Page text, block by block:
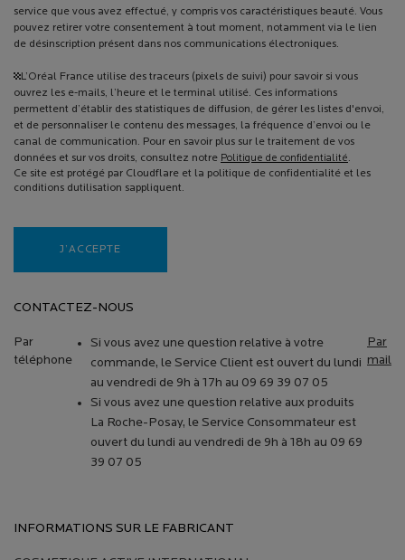
service que vous avez effectué, y compris vos caractéristiques beauté. Vous
pouvez retirer votre consentement à tout moment, notamment via le lien
de désinscription présent dans nos communications électroniques.
¹L’Oréal France utilise des traceurs (pixels de suivi) pour savoir si vous
ouvrez les e-mails, l’heure et le terminal utilisé. Ces informations
permettent d’établir des statistiques de diffusion, de gérer les listes d'envoi,
et de personnaliser le contenu des messages, la fréquence d’envoi ou le
canal de communication. Pour en savoir plus sur le traitement de vos
données et sur vos droits, consultez notre Politique de confidentialité.
Ce site est protégé par Cloudflare et la politique de confidentialité et les
conditions dutilisation sappliquent.
J’ACCEPTE
CONTACTEZ-NOUS
Par
téléphone
Si vous avez une question relative à votre
commande, le Service Client est ouvert du lundi
au vendredi de 9h à 17h au 09 69 39 07 05
Si vous avez une question relative aux produits
La Roche-Posay, le Service Consommateur est
ouvert du lundi au vendredi de 9h à 18h au 09 69
39 07 05
Par
mail
INFORMATIONS SUR LE FABRICANT